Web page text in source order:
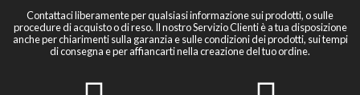
Contattaci liberamente per qualsiasi informazione sui prodotti, o sulle
procedure di acquisto o di reso. Il nostro Servizio Clienti è a tua disposizione
anche per chiarimenti sulla garanzia e sulle condizioni dei prodotti, sui tempi
di consegna e per affiancarti nella creazione del tuo ordine.